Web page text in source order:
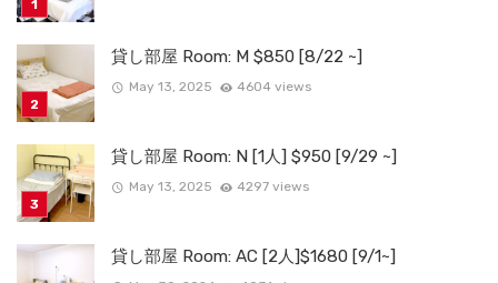
貸し部屋 Room: M $850 [8/22 ~]
May 13, 2025 4604 views
貸し部屋 Room: N [1人] $950 [9/29 ~]
May 13, 2025 4297 views
貸し部屋 Room: AC [2人]$1680 [9/1~]